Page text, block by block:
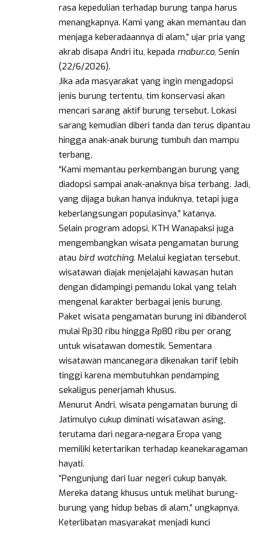
rasa kepedulian terhadap burung tanpa harus
menangkapnya. Kami yang akan memantau dan
menjaga keberadaannya di alam,” ujar pria yang
akrab disapa Andri itu, kepada mabur.co, Senin
(22/6/2026).
Jika ada masyarakat yang ingin mengadopsi
jenis burung tertentu, tim konservasi akan
mencari sarang aktif burung tersebut. Lokasi
sarang kemudian diberi tanda dan terus dipantau
hingga anak-anak burung tumbuh dan mampu
terbang.
“Kami memantau perkembangan burung yang
diadopsi sampai anak-anaknya bisa terbang. Jadi,
yang dijaga bukan hanya induknya, tetapi juga
keberlangsungan populasinya,” katanya.
Selain program adopsi, KTH Wanapaksi juga
mengembangkan wisata pengamatan burung
atau bird watching. Melalui kegiatan tersebut,
wisatawan diajak menjelajahi kawasan hutan
dengan didampingi pemandu lokal yang telah
mengenal karakter berbagai jenis burung.
Paket wisata pengamatan burung ini dibanderol
mulai Rp30 ribu hingga Rp80 ribu per orang
untuk wisatawan domestik. Sementara
wisatawan mancanegara dikenakan tarif lebih
tinggi karena membutuhkan pendamping
sekaligus penerjamah khusus.
Menurut Andri, wisata pengamatan burung di
Jatimulyo cukup diminati wisatawan asing,
terutama dari negara-negara Eropa yang
memiliki ketertarikan terhadap keanekaragaman
hayati.
“Pengunjung dari luar negeri cukup banyak.
Mereka datang khusus untuk melihat burung-
burung yang hidup bebas di alam,” ungkapnya.
Keterlibatan masyarakat menjadi kunci